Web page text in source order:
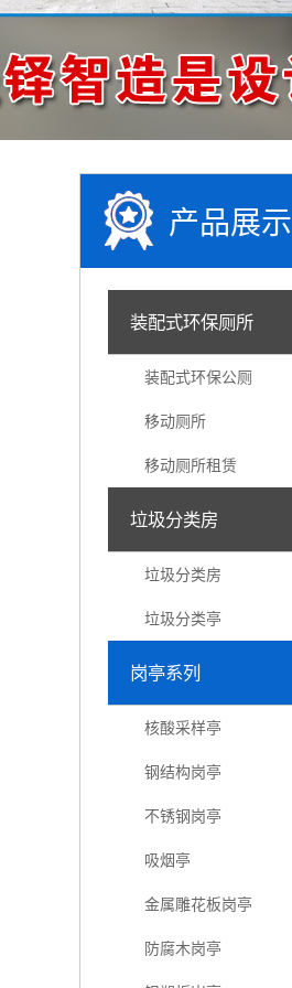
产品展示
装配式环保厕所
装配式环保公厕
移动厕所
移动厕所租赁
垃圾分类房
垃圾分类房
垃圾分类亭
岗亭系列
核酸采样亭
钢结构岗亭
不锈钢岗亭
吸烟亭
金属雕花板岗亭
防腐木岗亭